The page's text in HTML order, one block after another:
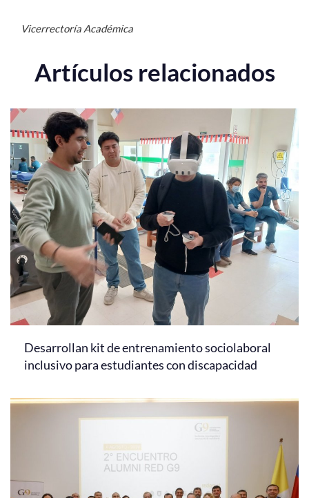
Vicerrectoría Académica
Artículos relacionados
Desarrollan kit de entrenamiento sociolaboral
inclusivo para estudiantes con discapacidad